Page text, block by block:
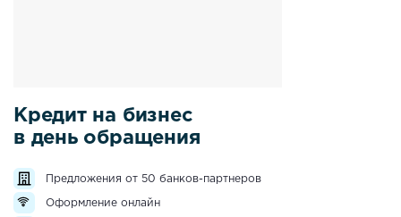
Кредит на бизнес
в день обращения
Предложения от 50 банков-партнеров
Оформление онлайн